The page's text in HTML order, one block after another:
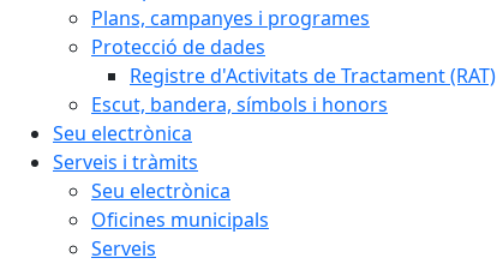
Plans, campanyes i programes
Protecció de dades
Registre d'Activitats de Tractament (RAT)
Escut, bandera, símbols i honors
Seu electrònica
Serveis i tràmits
Seu electrònica
Oficines municipals
Serveis